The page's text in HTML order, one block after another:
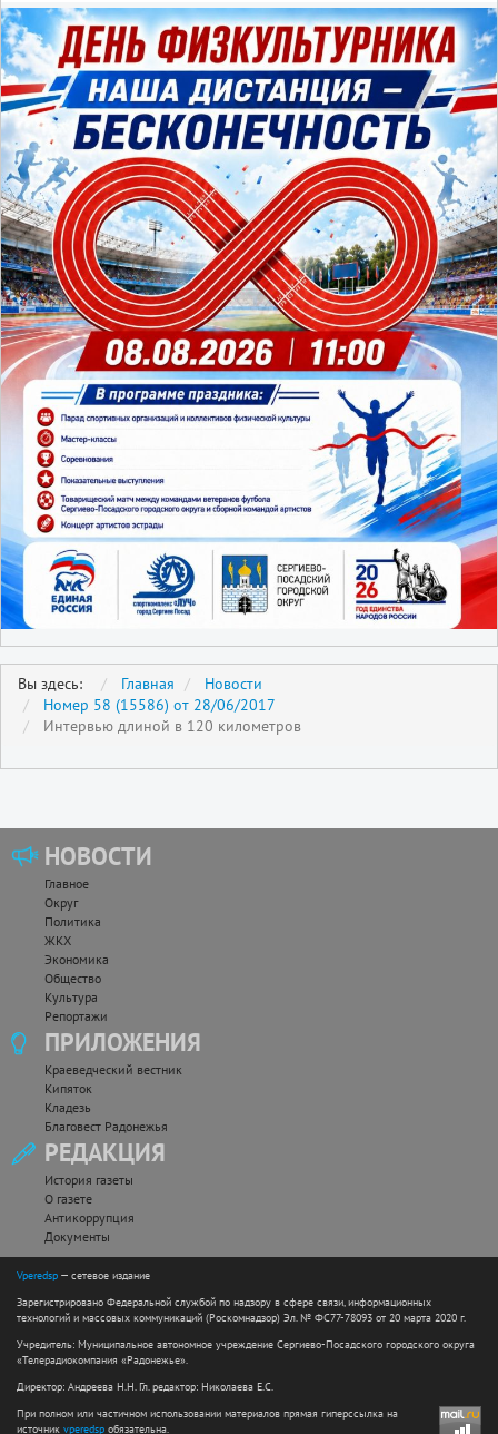
Вы здесь: Главная
Новости
Номер 58 (15586) от 28/06/2017
Интервью длиной в 120 километров
НОВОСТИ
Главное
Округ
Политика
ЖКХ
Экономика
Общество
Культура
Репортажи
ПРИЛОЖЕНИЯ
Краеведческий вестник
Кипяток
Кладезь
Благовест Радонежья
РЕДАКЦИЯ
История газеты
О газете
Антикоррупция
Документы
Vperedsp — сетевое издание
Зарегистрировано Федеральной службой по надзору в сфере связи, информационных
технологий и массовых коммуникаций (Роскомнадзор) Эл. № ФС77-78093 от 20 марта 2020 г.
Учредитель: Муниципальное автономное учреждение Сергиево-Посадского городского округа
«Телерадиокомпания «Радонежье».
Директор: Андреева Н.Н. Гл. редактор: Николаева Е.С.
При полном или частичном использовании материалов прямая гиперссылка на
источник vperedsp обязательна.